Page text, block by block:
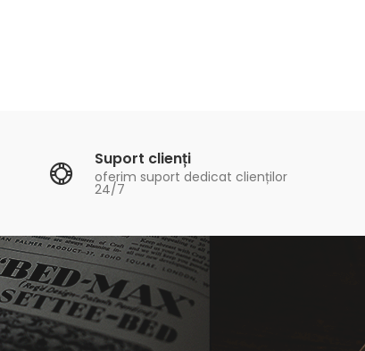
Suport clienți
oferim suport dedicat clienților
24/7